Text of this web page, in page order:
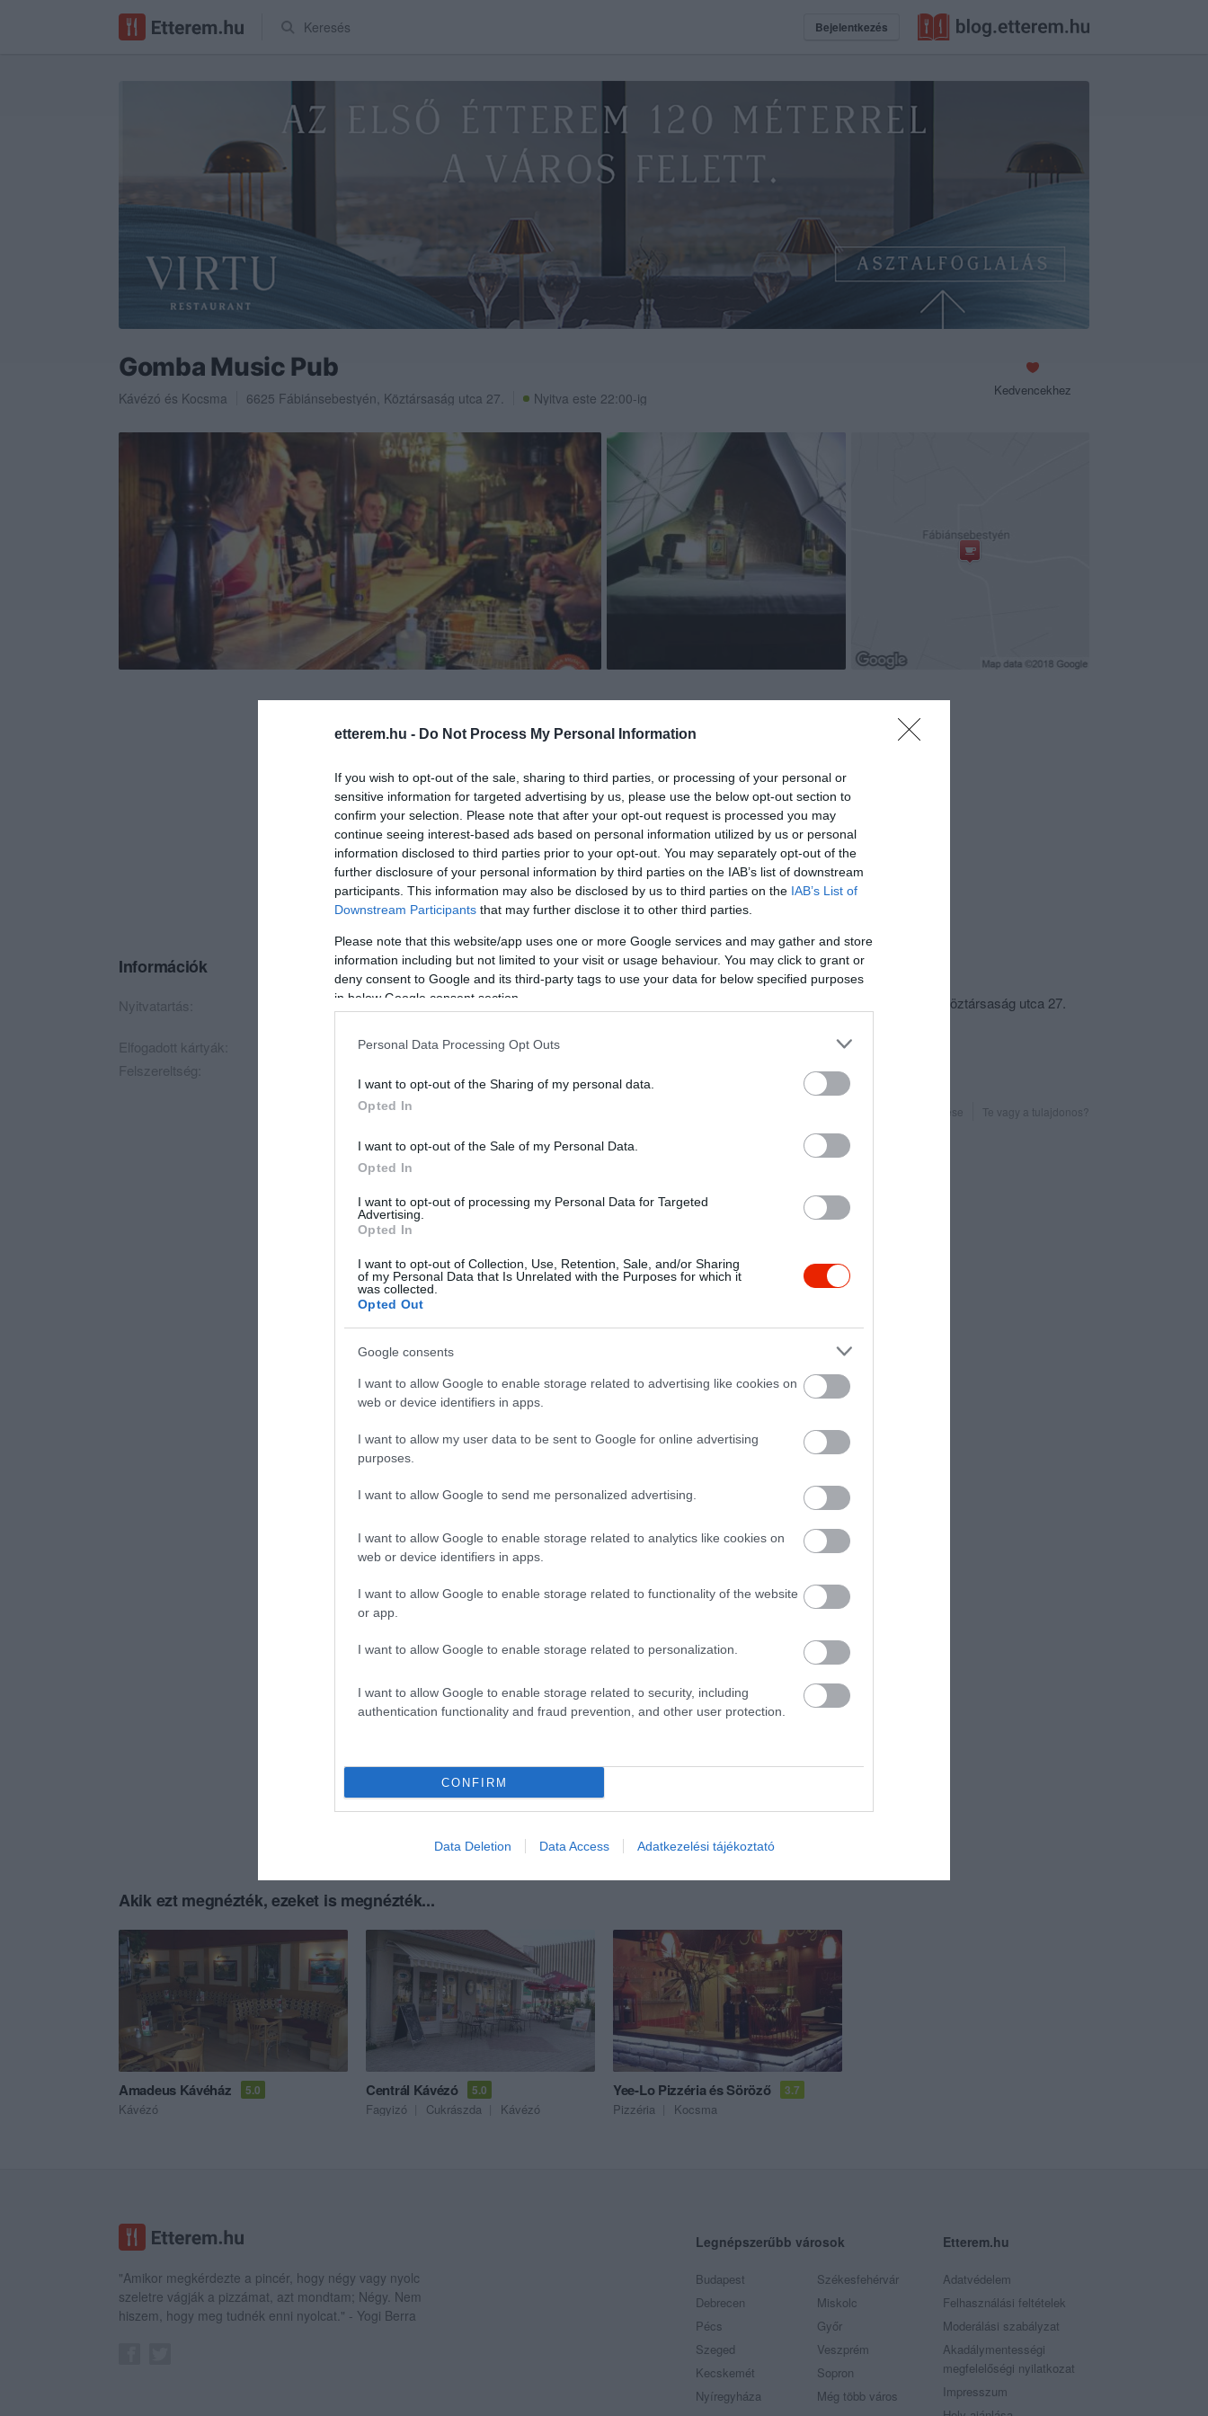
etterem.hu - Do Not Process My Personal Information
If you wish to opt-out of the sale, sharing to third parties, or processing of your personal or
sensitive information for targeted advertising by us, please use the below opt-out section to
confirm your selection. Please note that after your opt-out request is processed you may
continue seeing interest-based ads based on personal information utilized by us or personal
information disclosed to third parties prior to your opt-out. You may separately opt-out of the
further disclosure of your personal information by third parties on the IAB’s list of downstream
participants. This information may also be disclosed by us to third parties on the IAB’s List of
Downstream Participants that may further disclose it to other third parties.
Please note that this website/app uses one or more Google services and may gather and store
information including but not limited to your visit or usage behaviour. You may click to grant or
deny consent to Google and its third-party tags to use your data for below specified purposes
in below Google consent section.
Personal Data Processing Opt Outs
I want to opt-out of the Sharing of my personal data.
Opted In
I want to opt-out of the Sale of my Personal Data.
Opted In
I want to opt-out of processing my Personal Data for Targeted
Advertising.
Opted In
I want to opt-out of Collection, Use, Retention, Sale, and/or Sharing
of my Personal Data that Is Unrelated with the Purposes for which it
was collected.
Opted Out
Google consents
I want to allow Google to enable storage related to advertising like cookies on
web or device identifiers in apps.
I want to allow my user data to be sent to Google for online advertising
purposes.
I want to allow Google to send me personalized advertising.
I want to allow Google to enable storage related to analytics like cookies on
web or device identifiers in apps.
I want to allow Google to enable storage related to functionality of the website
or app.
I want to allow Google to enable storage related to personalization.
I want to allow Google to enable storage related to security, including
authentication functionality and fraud prevention, and other user protection.
CONFIRM
Data Deletion Data Access Adatkezelési tájékoztató
Keresés Bejelentkezés
Gomba Music Pub
Kávézó és Kocsma 6625 Fábiánsebestyén, Köztársaság utca 27. Nyitva este 22:00-ig Kedvencekhez
Információk
Nyitvatartás:
Elfogadott kártyák:
Felszereltség:
Kapcsolat
6625 Fábiánsebestyén, Köztársaság utca 27.
Probléma jelentése Te vagy a tulajdonos?
Akik ezt megnézték, ezeket is megnézték...
Amadeus Kávéház 5.0
Kávézó
Centrál Kávézó 5.0
Fagyizó Cukrászda Kávézó
Yee-Lo Pizzéria és Söröző 3.7
Pizzéria Kocsma
"Amikor megkérdezte a pincér, hogy négy vagy nyolc
szeletre vágják a pizzámat, azt mondtam; Négy. Nem
hiszem, hogy meg tudnék enni nyolcat." - Yogi Berra
Legnépszerűbb városok
Budapest
Debrecen
Pécs
Szeged
Kecskemét
Nyíregyháza
Székesfehérvár
Miskolc
Győr
Veszprém
Sopron
Még több város
Etterem.hu
Adatvédelem
Felhasználási feltételek
Moderálási szabályzat
Akadálymentességi
megfelelőségi nyilatkozat
Impresszum